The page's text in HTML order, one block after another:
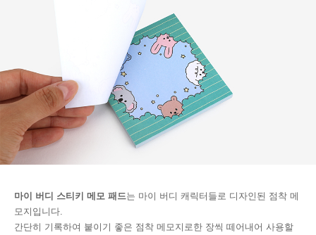
마이 버디 스티키 메모 패드는 마이 버디 캐릭터들로 디자인된 점착 메
모지입니다.
간단히 기록하여 붙이기 좋은 점착 메모지로한 장씩 떼어내어 사용할